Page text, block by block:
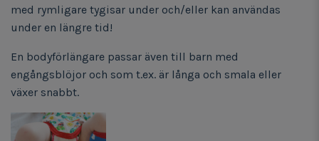
med rymligare tygisar under och/eller kan användas
under en längre tid!
En bodyförlängare passar även till barn med
engångsblöjor och som t.ex. är långa och smala eller
växer snabbt.